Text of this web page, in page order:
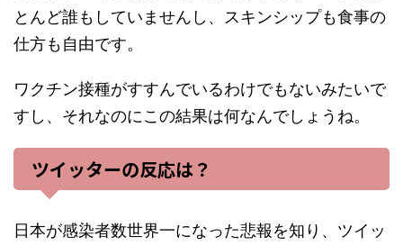
とんど誰もしていませんし、スキンシップも食事の
仕方も自由です。
ワクチン接種がすすんでいるわけでもないみたいで
すし、それなのにこの結果は何なんでしょうね。
ツイッターの反応は？
日本が感染者数世界一になった悲報を知り、ツイッ